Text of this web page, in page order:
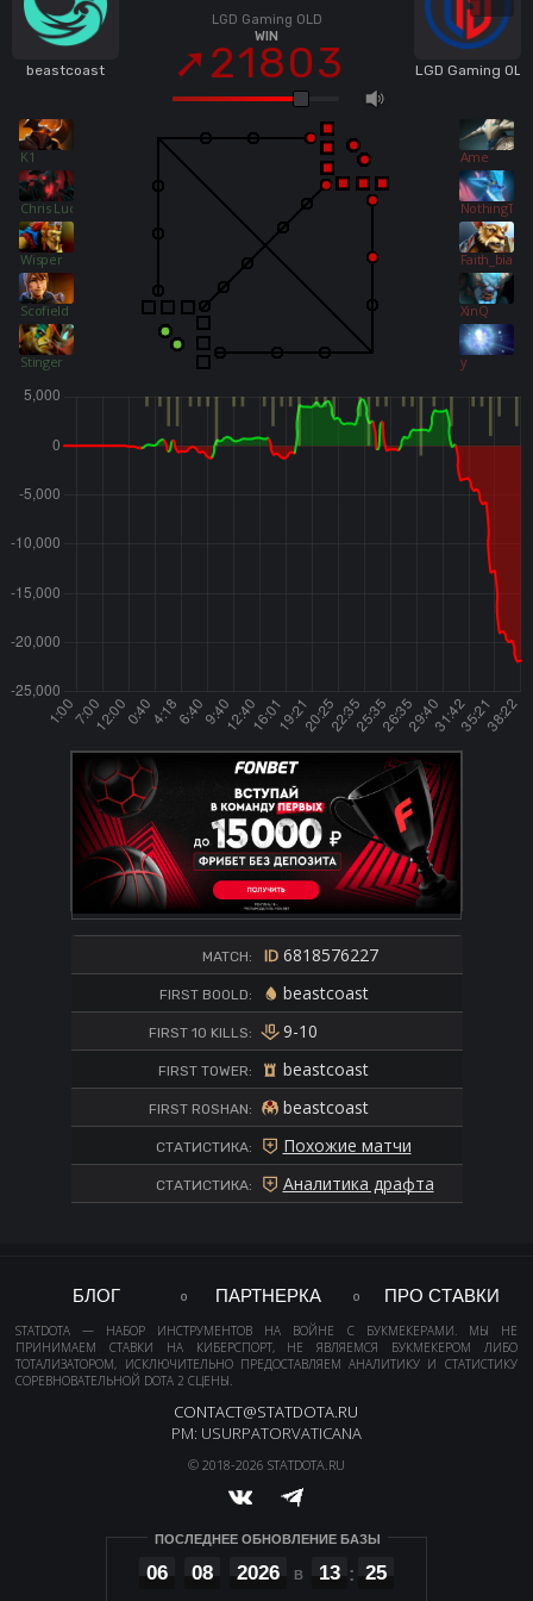
beastcoast
K1
Chris Luck
Wisper
Scofield
Stinger
LGD Gaming OLD
WIN
21803
Ame
Faith_bian
XinQ
y
LGD Gaming OLD
MATCH: 6818576227
FIRST BOOLD: beastcoast
FIRST 10 KILLS: 9-10
FIRST TOWER: beastcoast
FIRST ROSHAN: beastcoast
СТАТИСТИКА: Похожие матчи
СТАТИСТИКА: Аналитика драфта
БЛОГ ПАРТНЕРКА ПРО СТАВКИ
STATDOTA — НАБОР ИНСТРУМЕНТОВ НА ВОЙНЕ С БУКМЕКЕРАМИ. МЫ НЕ
ПРИНИМАЕМ СТАВКИ НА КИБЕРСПОРТ, НЕ ЯВЛЯЕМСЯ БУКМЕКЕРОМ ЛИБО
ТОТАЛИЗАТОРОМ, ИСКЛЮЧИТЕЛЬНО ПРЕДОСТАВЛЯЕМ АНАЛИТИКУ И СТАТИСТИКУ
СОРЕВНОВАТЕЛЬНОЙ DOTA 2 СЦЕНЫ.
CONTACT@STATDOTA.RU
PM: USURPATORVATICANA
© 2018-2026 STATDOTA.RU
ПОСЛЕДНЕЕ ОБНОВЛЕНИЕ БАЗЫ
06 08 2026 13 25